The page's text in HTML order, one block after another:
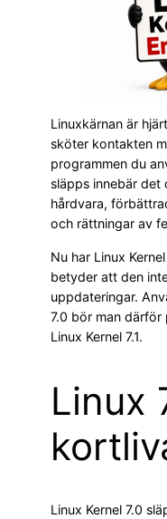
Linuxkärnan är
sköter kontakten
programmen du
släpps innebär
hårdvara,
och rättningar av
Nu har Linux
betyder att den
uppdateringar.
7.0 bör man
Linux Kernel 7.1.
Linux
Linux Kernel 7.0